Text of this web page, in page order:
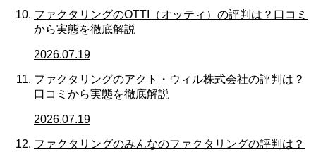
ファクタリングのOTTI（オッティ）の評判は？口コミ
から実態を徹底解説
2026.07.19
ファクタリングのアクト・ウィル株式会社の評判は？
口コミから実態を徹底解説
2026.07.19
ファクタリングのみんなのファクタリングの評判は？